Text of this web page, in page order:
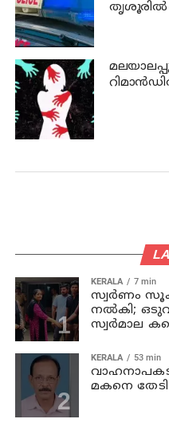
തൃശൂരില്‍
KERALA 7 min
സ്വര്‍ണം
നല്‍കി;
സ്വര്‍മാല
KERALA 53 min
മകനെ